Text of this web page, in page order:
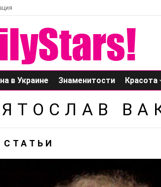
в Украине Знаменитости Красота